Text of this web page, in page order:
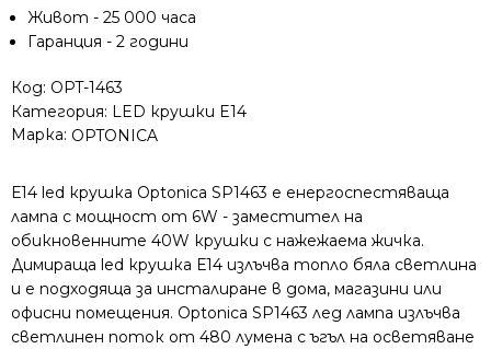
Живот - 25 000 часа
Гаранция - 2 години
Код: OPT-1463
Категория: LED крушки E14
Марка: OPTONICA
Е14 led крушка Optonica SP1463 е енергоспестяваща
лампа с мощност от 6W - заместител на
обикновенните 40W крушки с нажежаема жичка.
Димираща led крушка Е14 излъчва топло бяла светлина
и е подходяща за инсталиране в дома, магазини или
офисни помещения. Optonica SP1463 лед лампа излъчва
светлинен поток от 480 лумена с ъгъл на осветяване